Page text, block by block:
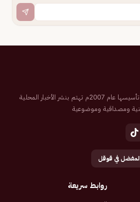
صحيفة إلكترونية سعودية تم تأسيسها عام 2007م تهتم بنشر الأخبار المحلية
ومصداقية وموضوعية
في قوقل
روابط سريعة